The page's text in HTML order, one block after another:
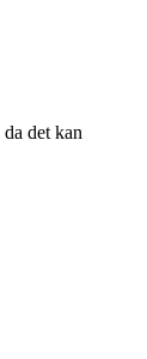
det kan